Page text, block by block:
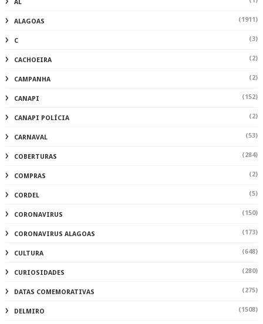
AL
ALAGOAS (1911)
C (3)
CACHOEIRA (2)
CAMPANHA (2)
CANAPI (152)
CANAPI POLÍCIA (2)
CARNAVAL (53)
COBERTURAS (284)
COMPRAS (2)
CORDEL (5)
CORONAVIRUS (150)
CORONAVIRUS ALAGOAS (173)
CULTURA (648)
CURIOSIDADES (280)
DATAS COMEMORATIVAS (275)
DELMIRO (1508)